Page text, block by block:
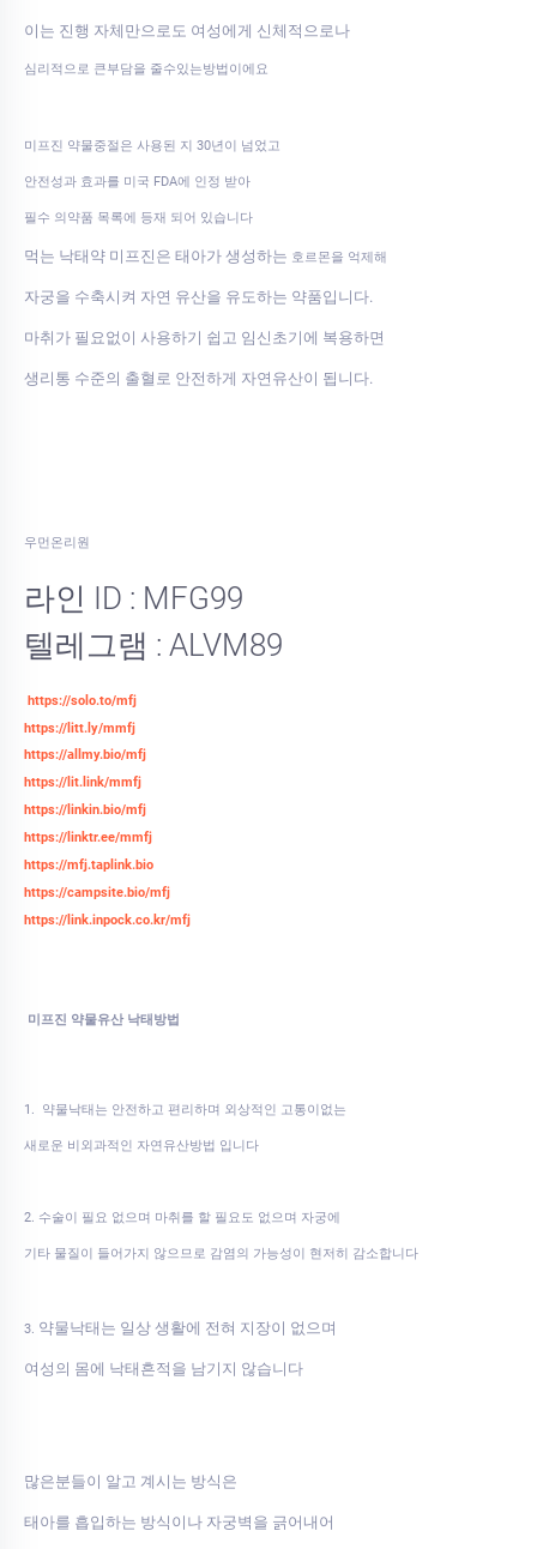
이는 진행 자체만으로도 여성에게 신체적으로나
심리적으로 큰부담을 줄수있는방법이에요
미프진 약물중절은 사용된 지 30년이 넘었고
안전성과 효과를 미국 FDA에 인정 받아
필수 의약품 목록에 등재 되어 있습니다
먹는 낙태약 미프진은 태아가 생성하는 호르몬을 억제해
자궁을 수축시켜 자연 유산을 유도하는 약품입니다.
마취가 필요없이 사용하기 쉽고 임신초기에 복용하면
생리통 수준의 출혈로 안전하게 자연유산이 됩니다.
우먼온리원
라인 ID : MFG99
텔레그램 : ALVM89
https://solo.to/mfj
https://litt.ly/mmfj
https://allmy.bio/mfj
https://lit.link/mmfj
https://linkin.bio/mfj
https://linktr.ee/mmfj
https://mfj.taplink.bio
https://campsite.bio/mfj
https://link.inpock.co.kr/mfj
미프진 약물유산 낙태방법
1. 약물낙태는 안전하고 편리하며 외상적인 고통이없는
새로운 비외과적인 자연유산방법 입니다
2. 수술이 필요 없으며 마취를 할 필요도 없으며 자궁에
기타 물질이 들어가지 않으므로 감염의 가능성이 현저히 감소합니다
3. 약물낙태는 일상 생활에 전혀 지장이 없으며
여성의 몸에 낙태흔적을 남기지 않습니다
많은분들이 알고 계시는 방식은
태아를 흡입하는 방식이나 자궁벽을 긁어내어